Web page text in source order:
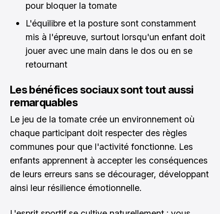
pour bloquer la tomate
L'équilibre et la posture sont constamment
mis à l'épreuve, surtout lorsqu'un enfant doit
jouer avec une main dans le dos ou en se
retournant
Les bénéfices sociaux sont tout aussi
remarquables
Le jeu de la tomate crée un environnement où
chaque participant doit respecter des règles
communes pour que l'activité fonctionne. Les
enfants apprennent à accepter les conséquences
de leurs erreurs sans se décourager, développant
ainsi leur résilience émotionnelle.